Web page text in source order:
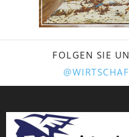
FOLGEN SIE